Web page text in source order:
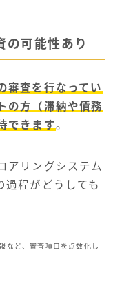
可能性あり
審査を行なってい
の方（滞納や債務
できます。
アリングシステム
程がどうしても
など、審査項目を点数化し